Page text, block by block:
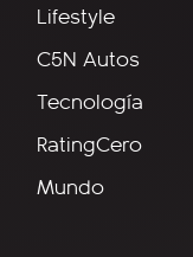
Lifestyle
C5N Autos
Tecnología
RatingCero
Mundo